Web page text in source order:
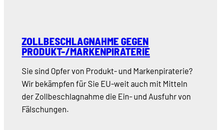
ZOLLBESCHLAGNAHME GEGEN
PRODUKT-/MARKENPIRATERIE
Sie sind Opfer von Produkt- und Markenpiraterie?
Wir bekämpfen für Sie EU-weit auch mit Mitteln
der Zollbeschlagnahme die Ein- und Ausfuhr von
Fälschungen.